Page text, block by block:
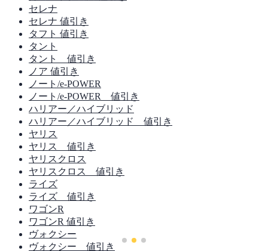
セレナ
セレナ 値引き
タフト 値引き
タント
タント 値引き
ノア 値引き
ノート/e-POWER
ノート/e-POWER 値引き
ハリアー／ハイブリッド
ハリアー／ハイブリッド 値引き
ヤリス
ヤリス 値引き
ヤリスクロス
ヤリスクロス 値引き
ライズ
ライズ 値引き
ワゴンR
ワゴンR 値引き
ヴォクシー
ヴォクシー 値引き